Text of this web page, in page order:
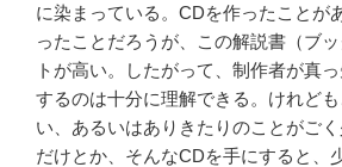
に染まっている。CDを作ったことが
ったことだろうが、この解説書（ブ
トが高い。したがって、制作者が真
するのは十分に理解できる。けれど
い、あるいはありきたりのことがご
だけとか、そんなCDを手にすると、